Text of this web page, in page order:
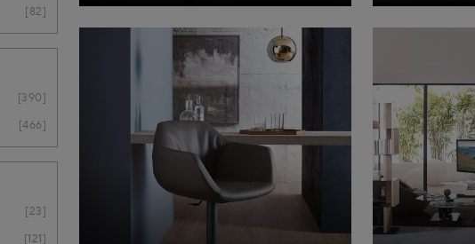
82
390
466
23
121